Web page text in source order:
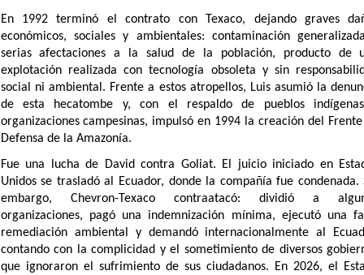
En 1992 terminó el contrato con Texaco, dejando graves
económicos, sociales y ambientales: contaminación
serias afectaciones a la salud de la población, producto de
explotación realizada con tecnología obsoleta y sin
social ni ambiental. Frente a estos atropellos, Luis asumió la
de esta hecatombe y, con el respaldo de pueblos
organizaciones campesinas, impulsó en 1994 la creación del
Defensa de la Amazonía.
Fue una lucha de David contra Goliat. El juicio iniciado en
Unidos se trasladó al Ecuador, donde la compañía fue condenada.
embargo, Chevron-Texaco contraatacó: dividió a
organizaciones, pagó una indemnización mínima, ejecutó una
remediación ambiental y demandó internacionalmente al
contando con la complicidad y el sometimiento de diversos
que ignoraron el sufrimiento de sus ciudadanos. En 2026, el